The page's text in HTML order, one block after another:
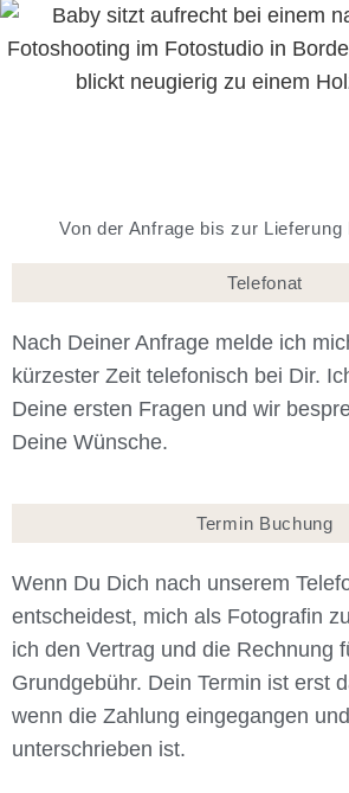
Von der Anfrage bis zur Lieferung
Telefonat
Nach Deiner Anfrage melde ich
kürzester Zeit telefonisch bei Dir.
Deine ersten Fragen und wir
Deine Wünsche.
Termin Buchung
Wenn Du Dich nach unserem
entscheidest, mich als Fotografin
ich den Vertrag und die Rechnung
Grundgebühr. Dein Termin ist erst
wenn die Zahlung eingegangen
unterschrieben ist.